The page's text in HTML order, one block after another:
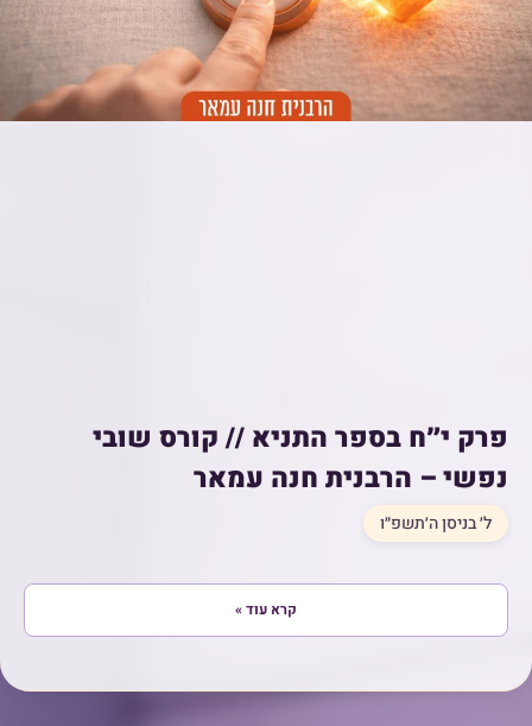
פרק י״ח בספר התניא // קורס שובי
נפשי – הרבנית חנה עמאר
ל׳ בניסן ה׳תשפ״ו
קרא עוד »